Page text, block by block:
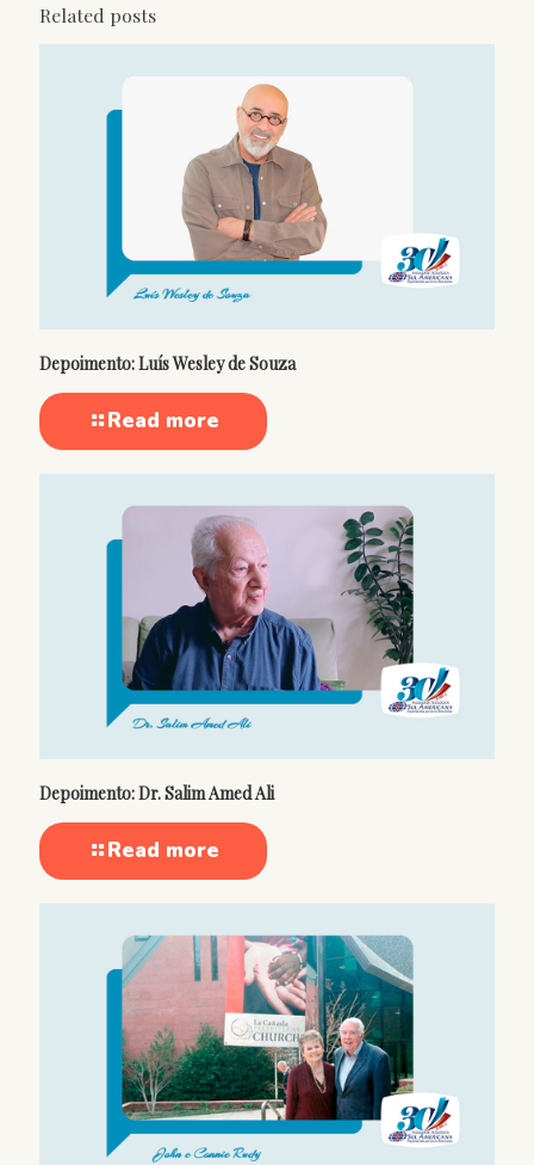
Related posts
Depoimento: Luís Wesley de Souza
Read more
Depoimento: Dr. Salim Amed Ali
Read more